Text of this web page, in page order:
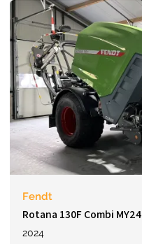
Fendt
Rotana 130F Combi MY24
2024